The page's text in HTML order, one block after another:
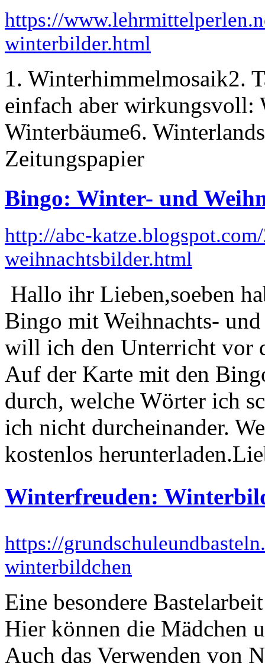
https://
winterbilder.html
1. Winterhimmelmosaik2.
einfach aber wirkungsvoll:
Winterbäume6.
Zeitungspapier
Bingo: Winter- und
http://abc-
weihnachtsbilder.html
Hallo ihr Lieben,soeben
Bingo mit Weihnachts-
will ich den Unterricht vor
Auf der Karte mit den
durch, welche Wörter ich
ich nicht durcheinander.
kostenlos
Winterfreuden:
https://
winterbildchen
Eine besondere
Hier können die Mädchen
Auch das Verwenden von